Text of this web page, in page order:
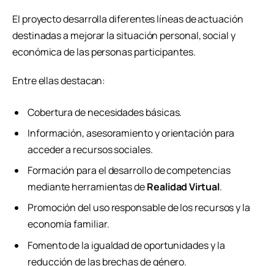
El proyecto desarrolla diferentes líneas de actuación
destinadas a mejorar la situación personal, social y
económica de las personas participantes.
Entre ellas destacan:
Cobertura de necesidades básicas.
Información, asesoramiento y orientación para
acceder a recursos sociales.
Formación para el desarrollo de competencias
mediante herramientas deRealidad Virtual.
Promoción del uso responsable de los recursos y la
economía familiar.
Fomento de la igualdad de oportunidades y la
reducción de las brechas de género.